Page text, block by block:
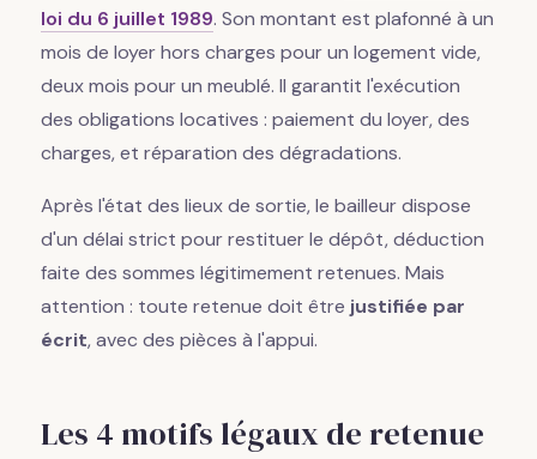
loi du 6 juillet 1989. Son montant est plafonné à un
mois de loyer hors charges pour un logement vide,
deux mois pour un meublé. Il garantit l'exécution
des obligations locatives : paiement du loyer, des
charges, et réparation des dégradations.
Après l'état des lieux de sortie, le bailleur dispose
d'un délai strict pour restituer le dépôt, déduction
faite des sommes légitimement retenues. Mais
attention : toute retenue doit être justifiée par
écrit, avec des pièces à l'appui.
Les 4 motifs légaux de retenue